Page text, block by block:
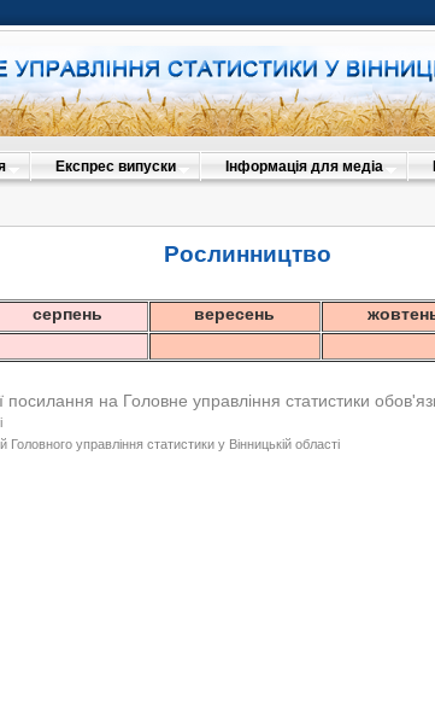
Експрес випуски Інформація для медіа
Рослинництво
серпень вересень
посилання на Головне управління статистики
управління статистики у Вінницькій області